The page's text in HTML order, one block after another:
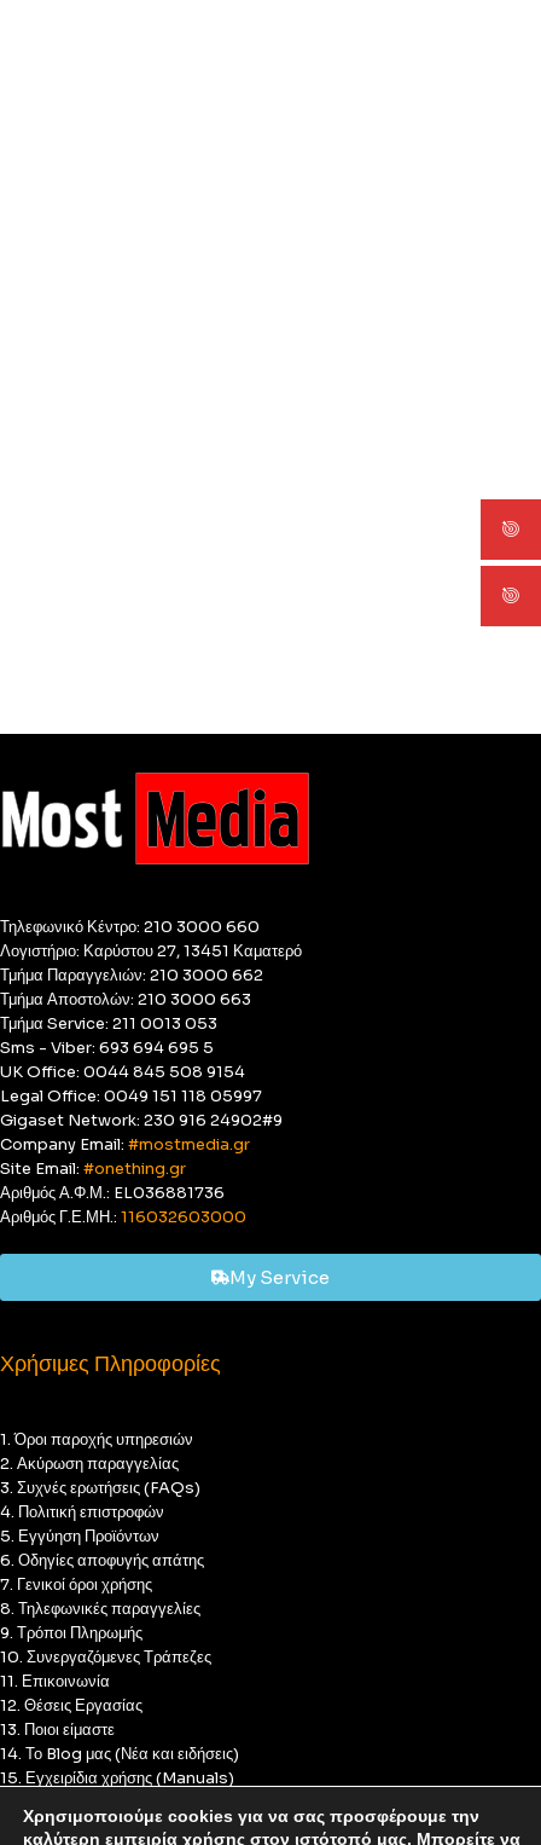
Τηλεφωνικό Κέντρο: 210 3000 660
Λογιστήριο: Καρύστου 27, 13451 Καματερό
Τμήμα Παραγγελιών: 210 3000 662
Τμήμα Αποστολών: 210 3000 663
Τμήμα Service: 211 0013 053
Sms - Viber: 693 694 695 5
UK Office: 0044 845 508 9154
Legal Office: 0049 151 118 05997
Gigaset Network: 230 916 24902#9
Company Email: #mostmedia.gr
Site Email: #onething.gr
Αριθμός Α.Φ.Μ.: EL036881736
Αριθμός Γ.Ε.ΜΗ.: 116032603000
My Service
Χρήσιμες Πληροφορίες
1. Όροι παροχής υπηρεσιών
2. Ακύρωση παραγγελίας
3. Συχνές ερωτήσεις (FAQs)
4. Πολιτική επιστροφών
5. Εγγύηση Προϊόντων
6. Οδηγίες αποφυγής απάτης
7. Γενικοί όροι χρήσης
8. Τηλεφωνικές παραγγελίες
9. Τρόποι Πληρωμής
10. Συνεργαζόμενες Τράπεζες
11. Επικοινωνία
12. Θέσεις Εργασίας
13. Ποιοι είμαστε
14. Το Blog μας (Νέα και ειδήσεις)
15. Εγχειρίδια χρήσης (Manuals)
17. Πολιτική Cookies
Χρησιμοποιούμε cookies για να σας προσφέρουμε την
καλύτερη εμπειρία χρήσης στον ιστότοπό μας. Μπορείτε να